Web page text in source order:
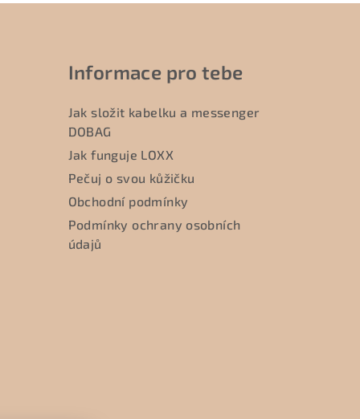
Informace pro tebe
Jak složit kabelku a messenger
DOBAG
Jak funguje LOXX
Pečuj o svou kůžičku
Obchodní podmínky
Podmínky ochrany osobních
údajů